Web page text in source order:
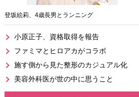
登坂絵莉、4歳長男とランニング
小原正子、資格取得を報告
ファミマとヒロアカがコラボ
施す側から見た整形のカジュアル化
美容外科医が世の中に思うこと